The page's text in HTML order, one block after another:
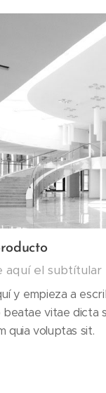
aquí el subtítular
y empieza a
vitae dicta
quia voluptas sit.